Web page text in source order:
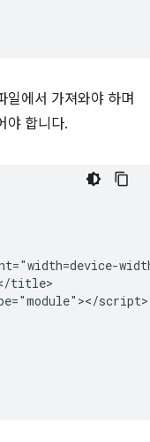
에서 가져와야 하며
야 합니다.
title>
script>